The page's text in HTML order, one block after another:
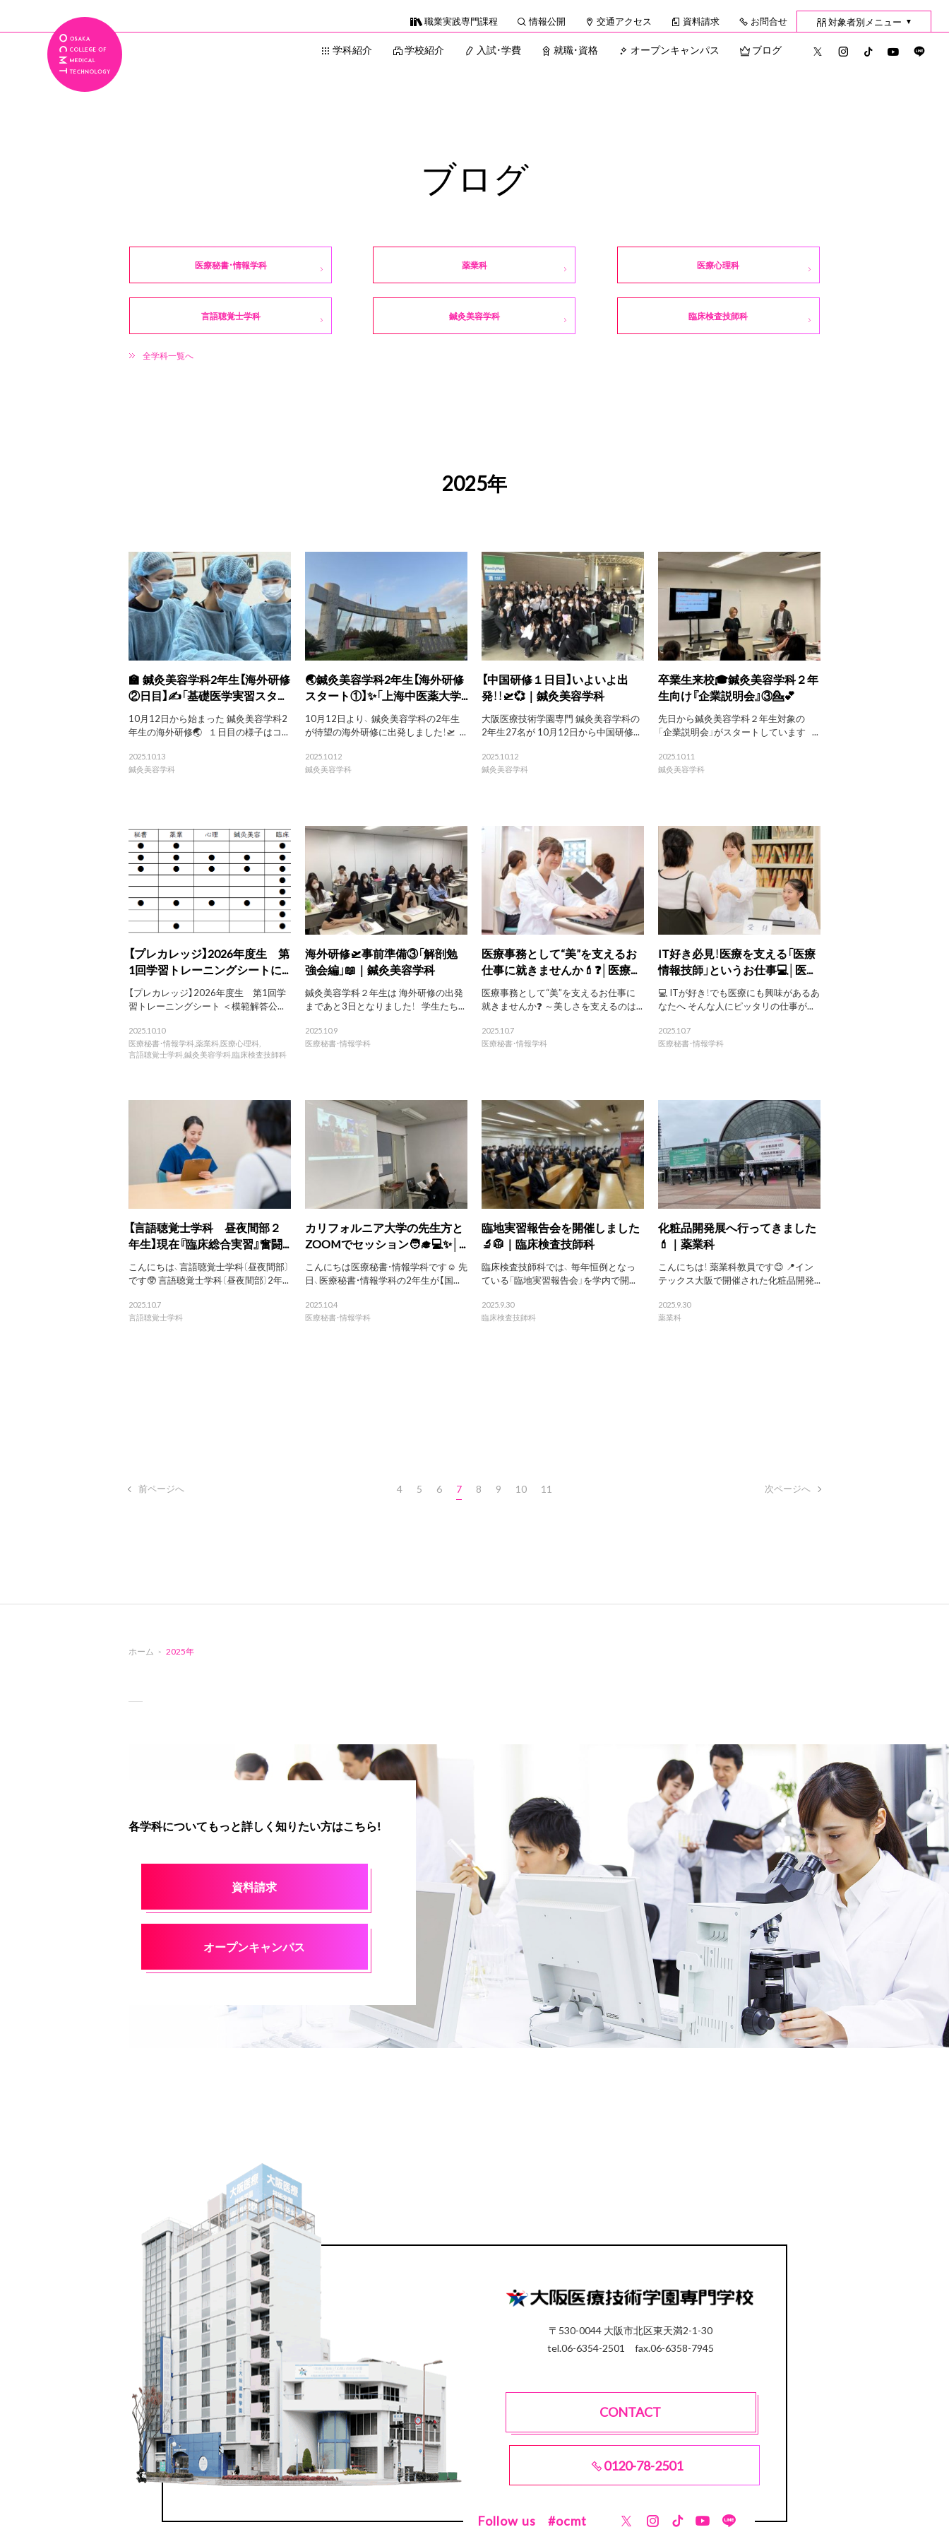
職業実践専門課程 情報公開 交通アクセス 資料請求 お問合せ 対象者別メニュー ▼
学科紹介 学校紹介 入試・学費 就職・資格 オープンキャンパス ブログ
ブログ
医療秘書・情報学科 薬業科 医療心理科
言語聴覚士学科 鍼灸美容学科 臨床検査技師科
全学科一覧へ
2025年
🏫 鍼灸美容学科2年生【海外研修
②日目】✍️「基礎医学実習スタ...
10月12日から始まった 鍼灸美容学科2
年生の海外研修🌏 １日目の様子はコ...
2025.10.13
鍼灸美容学科
🌏鍼灸美容学科2年生【海外研修
スタート①】✨「上海中医薬大学...
10月12日より、 鍼灸美容学科の2年生
が待望の海外研修に出発しました！🛫 ...
2025.10.12
鍼灸美容学科
【中国研修１日目】いよいよ出
発！！🛫💞｜鍼灸美容学科
大阪医療技術学園専門 鍼灸美容学科の
2年生27名が 10月12日から中国研修...
2025.10.12
鍼灸美容学科
卒業生来校🎓鍼灸美容学科２年
生向け『企業説明会』③💁💕
先日から鍼灸美容学科２年生対象の
「企業説明会」がスタートしています ...
2025.10.11
鍼灸美容学科
【プレカレッジ】2026年度生 第
1回学習トレーニングシートに...
【プレカレッジ】2026年度生 第1回学
習トレーニングシート ＜模範解答公...
2025.10.10
医療秘書・情報学科,薬業科,医療心理科,
言語聴覚士学科,鍼灸美容学科,臨床検査技師科
海外研修🛫事前準備③「解剖勉
強会編」📖｜鍼灸美容学科
鍼灸美容学科２年生は 海外研修の出発
まであと3日となりました！ 学生たち...
2025.10.9
医療秘書・情報学科
医療事務として“美”を支えるお
仕事に就きませんか💄❓│医療...
医療事務として“美”を支えるお仕事に
就きませんか❓ ～美しさを支えるのは...
2025.10.7
医療秘書・情報学科
IT好き必見！医療を支える「医療
情報技師」というお仕事💻│医...
💻 ITが好き！でも医療にも興味があるあ
なたへ そんな人にピッタリの仕事が...
2025.10.7
医療秘書・情報学科
【言語聴覚士学科 昼夜間部２
年生】現在『臨床総合実習』奮闘...
こんにちは、言語聴覚士学科〔昼夜間部〕
です🥸 言語聴覚士学科〔昼夜間部〕2年...
2025.10.7
言語聴覚士学科
カリフォルニア大学の先生方と
ZOOMでセッション🧑‍🎓💻✨│...
こんにちは医療秘書・情報学科です☺️ 先
日、医療秘書・情報学科の2年生が【国...
2025.10.4
医療秘書・情報学科
臨地実習報告会を開催しました
🔬🥼｜臨床検査技師科
臨床検査技師科では、 毎年恒例となっ
ている「臨地実習報告会」を学内で開...
2025.9.30
臨床検査技師科
化粧品開発展へ行ってきました
💄｜薬業科
こんにちは！ 薬業科教員です😊 📍イン
テックス大阪で開催された化粧品開発...
2025.9.30
薬業科
前ページへ 4 5 6 7 8 9 10 11 次ページへ
ホーム 2025年
各学科についてもっと詳しく知りたい方はこちら!
資料請求
オープンキャンパス
〒530-0044 大阪市北区東天満2-1-30
tel.06-6354-2501 fax.06-6358-7945
CONTACT
0120-78-2501
Follow us #ocmt